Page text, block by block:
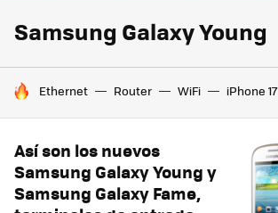
Samsung Galaxy Young
HOY SE HABLA DE
Ethernet Router WiFi iPhone 17
Así son los nuevos
Samsung Galaxy Young y
Samsung Galaxy Fame,